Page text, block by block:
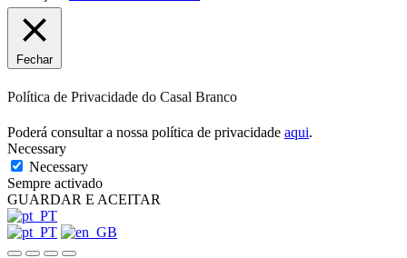
Fechar
Política de Privacidade do Casal Branco
Poderá consultar a nossa política de privacidade aqui.
Necessary
Necessary
Sempre activado
GUARDAR E ACEITAR